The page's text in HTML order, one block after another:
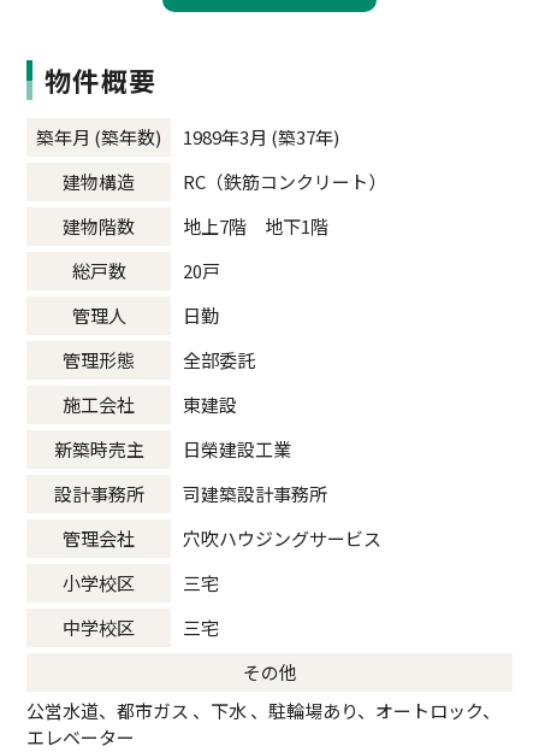
物件概要
築年月 (築年数)
1989年3月 (築37年)
建物構造
RC（鉄筋コンクリート）
建物階数
地上7階 地下1階
総戸数
20戸
管理人
日勤
管理形態
全部委託
施工会社
東建設
新築時売主
日榮建設工業
設計事務所
司建築設計事務所
管理会社
穴吹ハウジングサービス
小学校区
三宅
中学校区
三宅
その他
公営水道、都市ガス 、下水 、駐輪場あり、オートロック、
エレベーター